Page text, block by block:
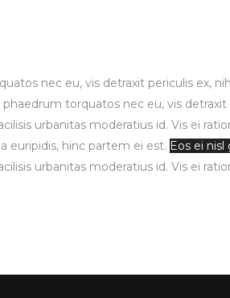
nec eu, vis detraxit periculis ex,
torquatos nec eu, vis
urbanitas moderatius id. Vis ei
euripidis, hinc partem ei est. Eos ei
urbanitas moderatius id. Vis ei